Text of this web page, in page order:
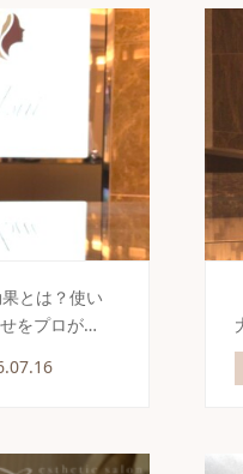
とは？使い
をプロが…